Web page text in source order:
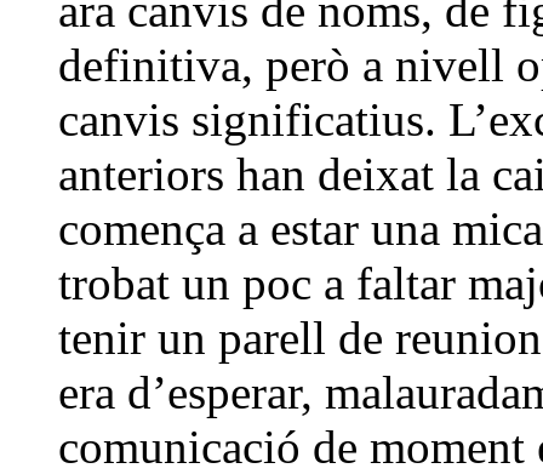
definitiva, però a nivell
canvis significatius.
anteriors han deixat la
comença a estar una
trobat un poc a faltar
tenir un parell de
era d’esperar,
comunicació de moment